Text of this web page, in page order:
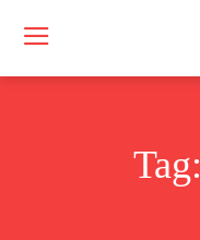
Tag: